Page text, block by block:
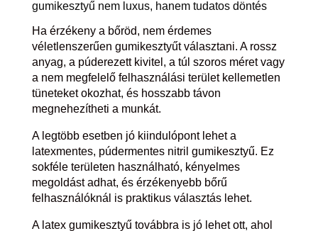
gumikesztyű nem luxus, hanem tudatos döntés
Ha érzékeny a bőröd, nem érdemes
véletlenszerűen gumikesztyűt választani. A rossz
anyag, a púderezett kivitel, a túl szoros méret vagy
a nem megfelelő felhasználási terület kellemetlen
tüneteket okozhat, és hosszabb távon
megnehezítheti a munkát.
A legtöbb esetben jó kiindulópont lehet a
latexmentes, púdermentes nitril gumikesztyű. Ez
sokféle területen használható, kényelmes
megoldást adhat, és érzékenyebb bőrű
felhasználóknál is praktikus választás lehet.
A latex gumikesztyű továbbra is jó lehet ott, ahol